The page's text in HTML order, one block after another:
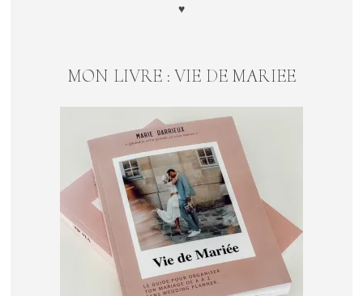
♥
MON LIVRE : VIE DE MARIEE